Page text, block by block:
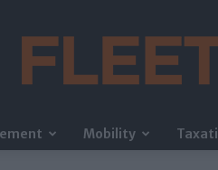
Mobility